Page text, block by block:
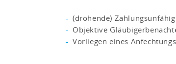
(drohende)
Objektive
Vorliegen eines